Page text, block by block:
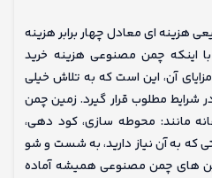
هزینه ای معادل چهار برابر هزینه
اینکه چمن مصنوعی هزینه خرید
مزایای آن، این است که به تلاش خیلی
شرایط مطلوب قرار گیرد. زمین چمن
مانند: محوطه سازی، کود دهی،
که به آن نیاز دارید، به شست و شو
های چمن مصنوعی همیشه آماده